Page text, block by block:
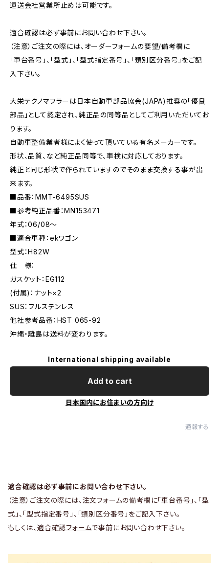
運送会社営業所止めは可能です。
適合確認は必ず事前にお問い合わせ下さい。
（注意）ご注文の際には、オーダーフォームの要望/備考欄に
「車台番号」、「型式」、「型式指定番号」、「類別区分番号」をご記
入下さい。
大栄テクノマフラーは日本自動車部品協会(JAPA)推奨の「優良
部品」として認定され、純正品の同等品としてご利用いただいてお
ります。
自動車整備業者様によく使って頂いている有名メーカーです。
形状、品質、など純正品同等で、車検に対応しております。
純正と同じ形状で作られていますのでそのまま交換する事が出
来ます。
■品番：MMT-6495SUS
■参考純正品番：MN153471
年式：06/08〜
■適合車種：ekワゴン
型式：H82W
仕 様：
ガスケット：EG112
(付属)：ナット×2
SUS：フルステンレス
他社参考品番：HST 065-92
沖縄・離島は送料が変わります。
International shipping available
Add to cart
日本国内にお住まいの方向け
通報する
適合確認は必ず事前にお問い合わせ下さい。
（注意）ご注文の際には、注文フォームの備考欄に「車台番号」、「型
式」、「型式指定番号」、「類別区分番号」をご記入下さい。
もしくは、 適合確認フォームで事前にお問い合わせ下さい。